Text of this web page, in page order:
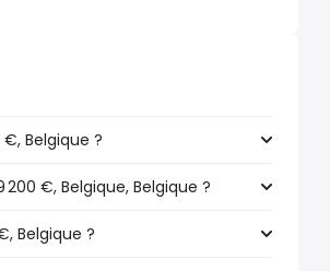
Belgique ?
€, Belgique, Belgique ?
Belgique ?